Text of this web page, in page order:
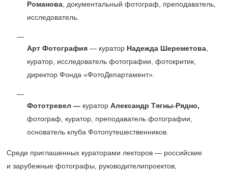
Романова, документальный фотограф, преподаватель,
исследователь.
Арт Фотография — куратор Надежда Шереметова,
куратор, исследователь фотографии, фотокритик,
директор Фонда «ФотоДепартамент».
Фототревел — куратор Александр Тягны-Рядно,
фотограф, куратор, преподаватель фотографии,
основатель клуба Фотопутешественников.
Среди приглашенных кураторами лекторов — российские
и зарубежные фотографы, руководителипроектов,